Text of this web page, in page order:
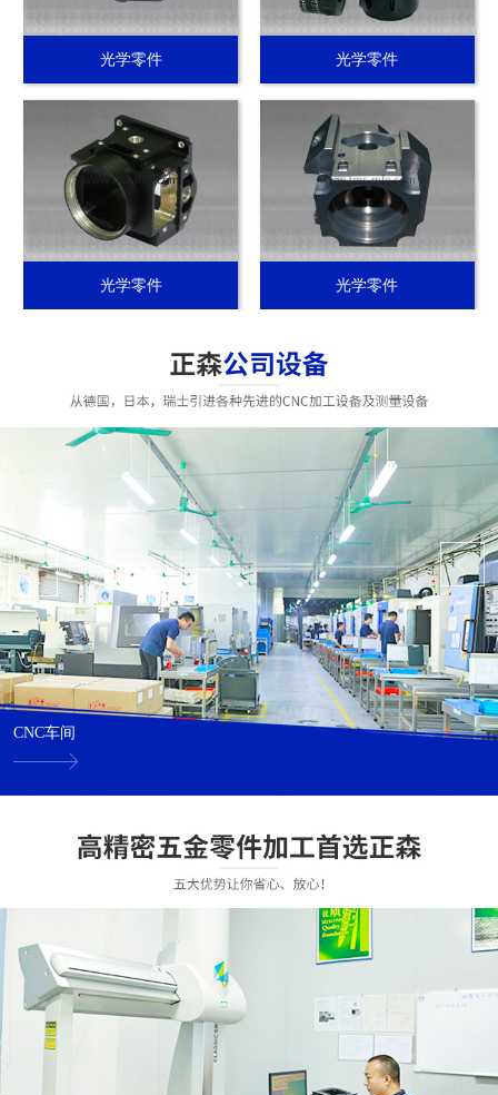
光学零件 光学零件
光学零件 光学零件
CNC车间